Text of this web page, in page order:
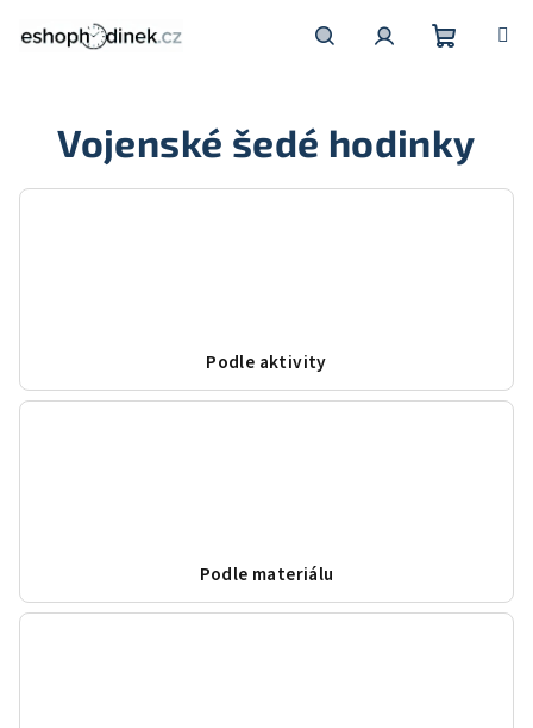
košík
Vojenské šedé hodinky
Podle aktivity
Podle materiálu